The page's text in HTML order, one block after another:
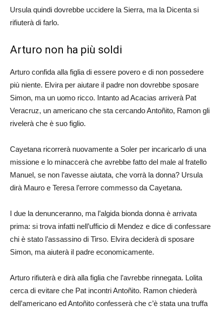
Ursula quindi dovrebbe uccidere la Sierra, ma la Dicenta si
rifiuterà di farlo.
Arturo non ha più soldi
Arturo confida alla figlia di essere povero e di non possedere
più niente. Elvira per aiutare il padre non dovrebbe sposare
Simon, ma un uomo ricco. Intanto ad Acacias arriverà Pat
Veracruz, un americano che sta cercando Antoñito, Ramon gli
rivelerà che è suo figlio.
Cayetana ricorrerà nuovamente a Soler per incaricarlo di una
missione e lo minaccerà che avrebbe fatto del male al fratello
Manuel, se non l’avesse aiutata, che vorrà la donna? Ursula
dirà Mauro e Teresa l’errore commesso da Cayetana.
I due la denunceranno, ma l’algida bionda donna è arrivata
prima: si trova infatti nell’ufficio di Mendez e dice di confessare
chi è stato l’assassino di Tirso. Elvira deciderà di sposare
Simon, ma aiuterà il padre economicamente.
Arturo rifiuterà e dirà alla figlia che l’avrebbe rinnegata. Lolita
cerca di evitare che Pat incontri Antoñito. Ramon chiederà
dell’americano ed Antoñito confesserà che c’è stata una truffa